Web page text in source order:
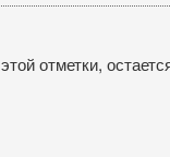
отметки,